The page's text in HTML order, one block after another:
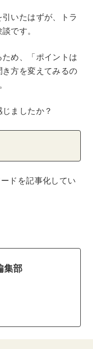
いたはずが、トラ
です。
め、「ポイントは
方を変えてみるの
ましたか？
ドを記事化してい
集部